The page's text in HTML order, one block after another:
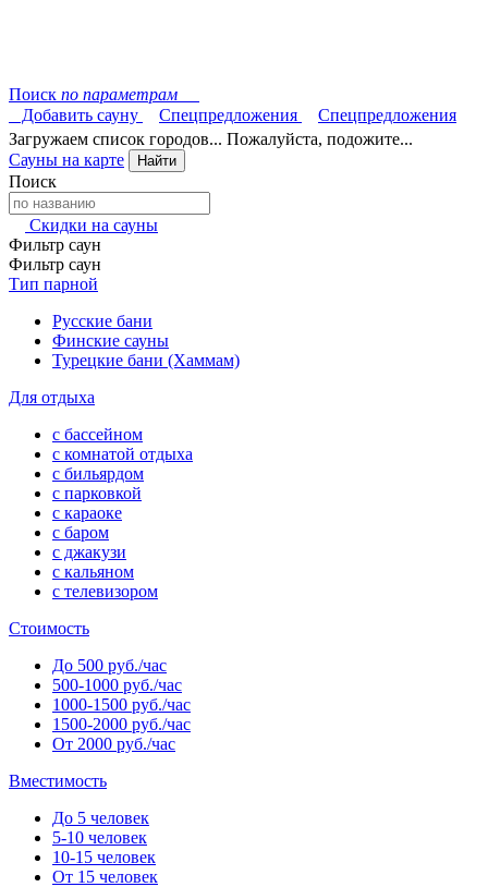
Поиск по параметрам
Добавить сауну
Спецпредложения
Спецпредложения
Загружаем список городов... Пожалуйста, подожите...
Сауны на карте
Найти
Поиск
Скидки на сауны
Фильтр саун
Фильтр саун
Тип парной
Русские бани
Финские сауны
Турецкие бани (Хаммам)
Для отдыха
с бассейном
с комнатой отдыха
с бильярдом
с парковкой
с караоке
с баром
с джакузи
с кальяном
с телевизором
Стоимость
До 500 руб./час
500-1000 руб./час
1000-1500 руб./час
1500-2000 руб./час
От 2000 руб./час
Вместимость
До 5 человек
5-10 человек
10-15 человек
От 15 человек